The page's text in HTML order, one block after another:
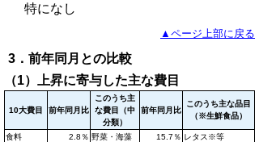
特になし
▲ページ上部に戻る
3．前年同月との比較
（1）上昇に寄与した主な費目
10大費目 前年同月比
このうち主
な費目（中
分類）
前年同月比
このうち主な品目
（※生鮮食品）
食料 2.8％ 野菜・海藻 15.7％ レタス※等